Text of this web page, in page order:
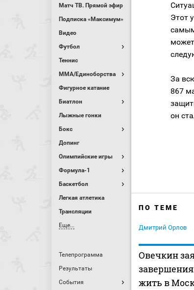
Матч ТВ. Прямой эфир
Подписка «Максимум»
Видео
Футбол
Теннис
MMA/Единоборства
Фигурное катание
Биатлон
Лыжные гонки
Бокс
Допинг
Олимпийские игры
Формула-1
Баскетбол
Легкая атлетика
Трансляции
Еще...
Телепрограмма
Результаты
События
Этот
За
867
он
ПО ТЕМЕ
Дмитрий Орлов
Овечкин
жить в